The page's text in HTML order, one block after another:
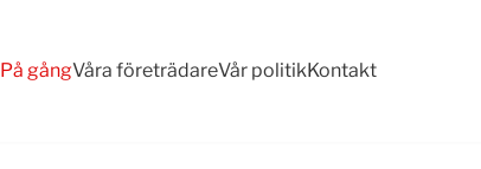
På gångVåra företrädareVår politikKontakt